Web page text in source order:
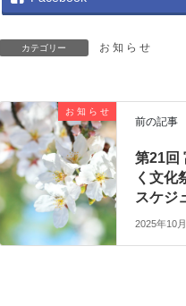
カテゴリー お 知 ら せ
お 知 ら せ
前の記事
第21回
く文化
スケジ
2025年10